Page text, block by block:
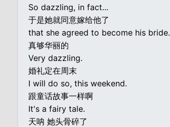
So dazzling, in fact...
于是她就同意嫁给他了
that she agreed to become his bride.
真够华丽的
Very dazzling.
婚礼定在周末
I will do so, this weekend.
跟童话故事一样啊
It's a fairy tale.
天呐 她头骨碎了